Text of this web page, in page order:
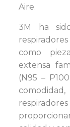
Aire.
3M ha
como
extensa
(N95 –